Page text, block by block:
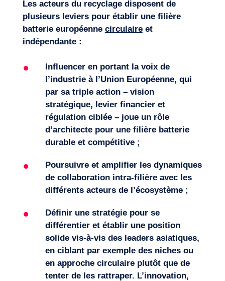
Les acteurs du recyclage disposent de
plusieurs leviers pour établir une filière
batterie européenne circulaireet
indépendante :
Influencer en portant la voix de
l’industrie àl’Union Européenne, qui
par satriple action –vision
stratégique, levier financier et
régulation ciblée – joue un rôle
d’architecte pour unefilière batterie
durableetcompétitive;
Poursuivre et amplifier les dynamiques
de collaboration intra-filièreavec les
différents acteurs de l’écosystème;
Définir une stratégie pour se
différentier et établir une position
solide vis-à-vis des leaders asiatiques,
en ciblant par exemple des niches ou
en approche circulaire plutôt que de
tenter de les rattraper. L’innovation,